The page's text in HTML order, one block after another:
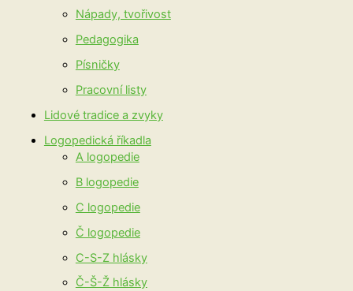
Nápady, tvořivost
Pedagogika
Písničky
Pracovní listy
Lidové tradice a zvyky
Logopedická říkadla
A logopedie
B logopedie
C logopedie
Č logopedie
C-S-Z hlásky
Č-Š-Ž hlásky